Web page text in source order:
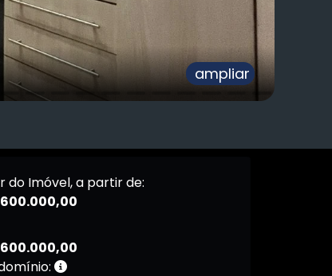
ampliar
do Imóvel, a partir de: